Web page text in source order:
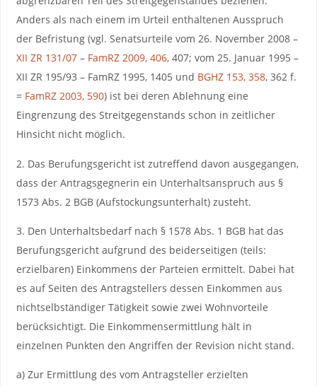
Anders als nach einem im Urteil enthaltenen Ausspruch
der Befristung (vgl. Senatsurteile vom 26. November 2008 –
XII ZR 131/07– FamRZ 2009, 406, 407; vom 25. Januar 1995 –
XII ZR 195/93 – FamRZ 1995, 1405 und BGHZ 153, 358, 362 f.
= FamRZ 2003, 590) ist bei deren Ablehnung eine
Eingrenzung des Streitgegenstands schon in zeitlicher
Hinsicht nicht möglich.
2. Das Berufungsgericht ist zutreffend davon ausgegangen,
dass der Antragsgegnerin ein Unterhaltsanspruch aus §
1573 Abs. 2 BGB (Aufstockungsunterhalt) zusteht.
3. Den Unterhaltsbedarf nach § 1578 Abs. 1 BGB hat das
Berufungsgericht aufgrund des beiderseitigen (teils:
erzielbaren) Einkommens der Parteien ermittelt. Dabei hat
es auf Seiten des Antragstellers dessen Einkommen aus
nichtselbständiger Tätigkeit sowie zwei Wohnvorteile
berücksichtigt. Die Einkommensermittlung hält in
einzelnen Punkten den Angriffen der Revision nicht stand.
a) Zur Ermittlung des vom Antragsteller erzielten